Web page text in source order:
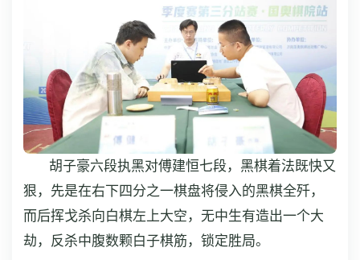
胡子豪六段执黑对傅建恒七段，黑棋着法既快又
狠，先是在右下四分之一棋盘将侵入的黑棋全歼，
而后挥戈杀向白棋左上大空，无中生有造出一个大
劫，反杀中腹数颗白子棋筋，锁定胜局。